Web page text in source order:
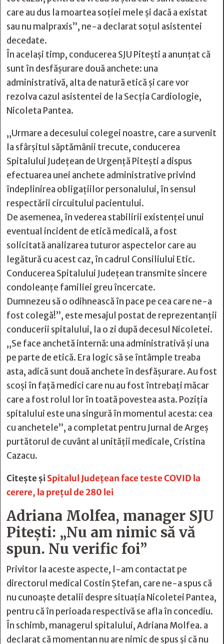
care au dus la moartea soției mele și dacă a existat
sau nu malpraxis”, ne-a declarat soțul asistentei
decedate.
În același timp, conducerea SJU Pitești a anunțat că
sunt în desfășurare două anchete: una
administrativă, alta de natură etică și care vor
rezolva cazul asistentei de la Secția Cardiologie,
Nicoleta Pantea.
„Urmare a decesului colegei noastre, care a survenit
la sfârșitul săptămânii trecute, conducerea
Spitalului Județean de Urgență Pitești a dispus
efectuarea unei anchete administrative privind
îndeplinirea obligațiilor personalului, în sensul
respectării circuitului pacientului.
De asemenea, în vederea stabilirii existenței unui
eventual incident de etică medicală, a fost
solicitată analizarea tuturor aspectelor care au
legătură cu acest caz, în cadrul Consiliului Etic.
Conducerea Spitalului Județean transmite sincere
condoleanțe familiei greu încercate.
Dumnezeu să o odihnească în pace pe cea care ne-a
fost colegă!”, este mesajul postat de reprezentanții
conducerii spitalului, la o zi după decesul Nicoletei.
„Se face anchetă internă: una administrativă și una
pe parte de etică. Era logic să se întâmple treaba
asta, adică sunt două anchete în desfășurare. Au fost
scoși în față medici care nu au fost întrebați măcar
care a fost rolul lor în toată povestea asta. Poziția
spitalului este una singură în momentul acesta: cea
cu anchetele”, a completat pentru Jurnal de Argeș
purtătorul de cuvânt al unității medicale, Cristina
Cazacu.
Citește șiSpitalul Judeţean face teste COVID la
cerere, la preţul de 280 lei
Adriana Molfea, manager SJU
Pitești: „Nu am nimic să vă
spun. Nu verific foi”
Privitor la aceste aspecte, l-am contactat pe
directorul medical Costin Ștefan, care ne-a spus că
nu cunoaște detalii despre situația Nicoletei Pantea,
pentru că în perioada respectivă se afla în concediu.
În schimb, managerul spitalului, Adriana Molfea. a
declarat că momentan nu are nimic de spus și că nu